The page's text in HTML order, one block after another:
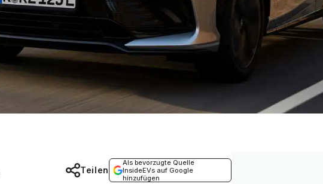
Als bevorzugte Quelle
InsideEVs auf Google
hinzufügen
Teilen